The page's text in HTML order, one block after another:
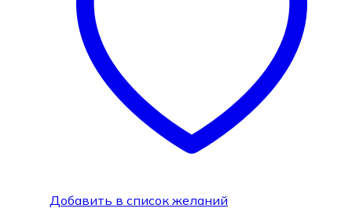
Добавить в список желаний